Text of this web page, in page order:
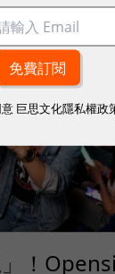
！
巨思文化隱私權政